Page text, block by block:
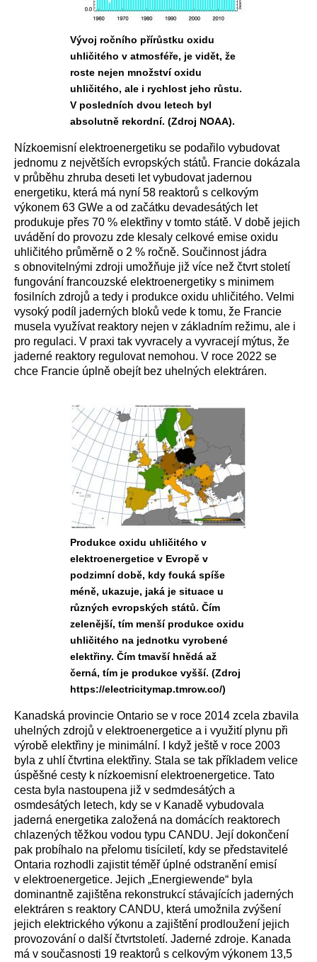
Vývoj ročního přírůstku oxidu
uhličitého v atmosféře, je vidět, že
roste nejen množství oxidu
uhličitého, ale i rychlost jeho růstu.
V posledních dvou letech byl
absolutně rekordní. (Zdroj NOAA).
Nízkoemisní elektroenergetiku se podařilo vybudovat
jednomu z největších evropských států. Francie dokázala
v průběhu zhruba deseti let vybudovat jadernou
energetiku, která má nyní 58 reaktorů s celkovým
výkonem 63 GWe a od začátku devadesátých let
produkuje přes 70 % elektřiny v tomto státě. V době jejich
uvádění do provozu zde klesaly celkové emise oxidu
uhličitého průměrně o 2 % ročně. Součinnost jádra
s obnovitelnými zdroji umožňuje již více než čtvrt století
fungování francouzské elektroenergetiky s minimem
fosilních zdrojů a tedy i produkce oxidu uhličitého. Velmi
vysoký podíl jaderných bloků vede k tomu, že Francie
musela využívat reaktory nejen v základním režimu, ale i
pro regulaci. V praxi tak vyvracely a vyvracejí mýtus, že
jaderné reaktory regulovat nemohou. V roce 2022 se
chce Francie úplně obejít bez uhelných elektráren.
Produkce oxidu uhličitého v
elektroenergetice v Evropě v
podzimní době, kdy fouká spíše
méně, ukazuje, jaká je situace u
různých evropských států. Čím
zelenější, tím menší produkce oxidu
uhličitého na jednotku vyrobené
elektřiny. Čím tmavší hnědá až
černá, tím je produkce vyšší. (Zdroj
https://electricitymap.tmrow.co/)
Kanadská provincie Ontario se v roce 2014 zcela zbavila
uhelných zdrojů v elektroenergetice a i využití plynu při
výrobě elektřiny je minimální. I když ještě v roce 2003
byla z uhlí čtvrtina elektřiny. Stala se tak příkladem velice
úspěšné cesty k nízkoemisní elektroenergetice. Tato
cesta byla nastoupena již v sedmdesátých a
osmdesátých letech, kdy se v Kanadě vybudovala
jaderná energetika založená na domácích reaktorech
chlazených těžkou vodou typu CANDU. Její dokončení
pak probíhalo na přelomu tisíciletí, kdy se představitelé
Ontaria rozhodli zajistit téměř úplné odstranění emisí
v elektroenergetice. Jejich „Energiewende“ byla
dominantně zajištěna rekonstrukcí stávajících jaderných
elektráren s reaktory CANDU, která umožnila zvýšení
jejich elektrického výkonu a zajištění prodloužení jejich
provozování o další čtvrtstoletí. Jaderné zdroje. Kanada
má v současnosti 19 reaktorů s celkovým výkonem 13,5